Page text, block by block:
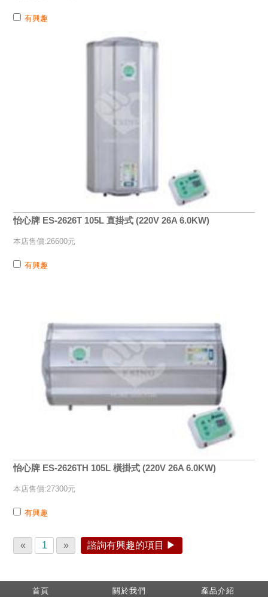
有興趣
怡心牌 ES-2626T 105L 直掛式 (220V 26A 6.0KW)
本店售價:26600元
有興趣
怡心牌 ES-2626TH 105L 橫掛式 (220V 26A 6.0KW)
本店售價:27300元
有興趣
« 1 » 諮詢有興趣的項目 ▶
首頁 關於我們 產品介紹